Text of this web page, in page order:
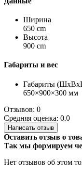
Ширина
650 cm
Высота
900 cm
Габариты и вес
Габариты
650×900×300 мм
Отзывов: 0
Средняя оценка: 0.0
Написать отзыв
Оставить отзыв о
Так мы формируем
Нет отзывов об этом